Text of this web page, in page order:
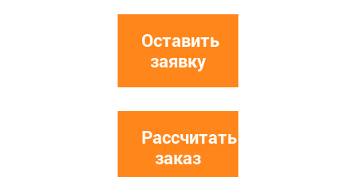
Оставить
заявку
Рассчитать
заказ